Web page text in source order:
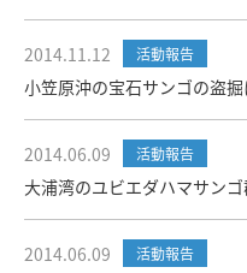
2014.11.12 活動報告
小笠原沖の宝石サンゴの盗
2014.06.09 活動報告
大浦湾のユビエダハマサンゴ
2014.06.09 活動報告